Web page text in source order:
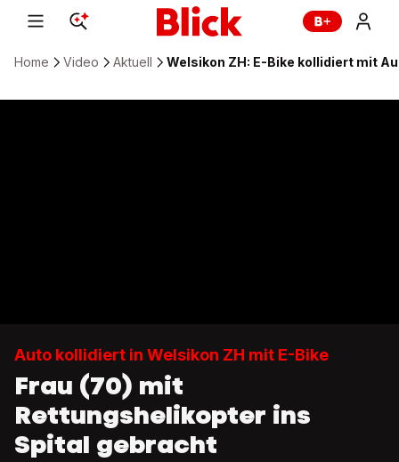
Home Video Aktuell Welsikon ZH: E-Bike kollidiert mit
Auto kollidiert in Welsikon ZH mit E-Bike
Frau (70) mit
Rettungshelikopter ins
Spital gebracht